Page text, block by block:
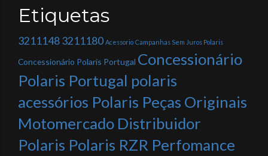
Etiquetas
32111483211180 Acessorio Campanhas Sem Juros Polaris
Concessionário Polaris Portugal Concessionário
Polaris Portugal polaris
acessórios Polaris Peças Originais
Motomercado Distribuidor
Polaris Polaris RZR Perfomance